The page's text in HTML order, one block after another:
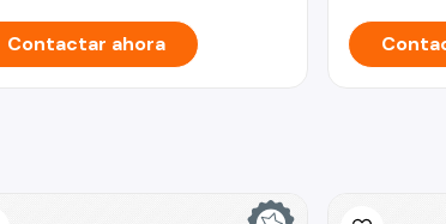
Contactar ahora